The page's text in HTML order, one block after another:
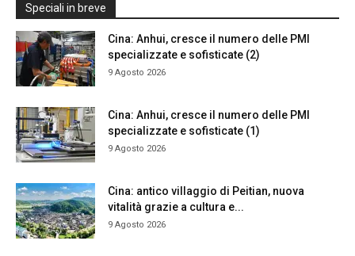
Speciali in breve
Cina: Anhui, cresce il numero delle PMI
specializzate e sofisticate (2)
9 Agosto 2026
Cina: Anhui, cresce il numero delle PMI
specializzate e sofisticate (1)
9 Agosto 2026
Cina: antico villaggio di Peitian, nuova
vitalità grazie a cultura e...
9 Agosto 2026